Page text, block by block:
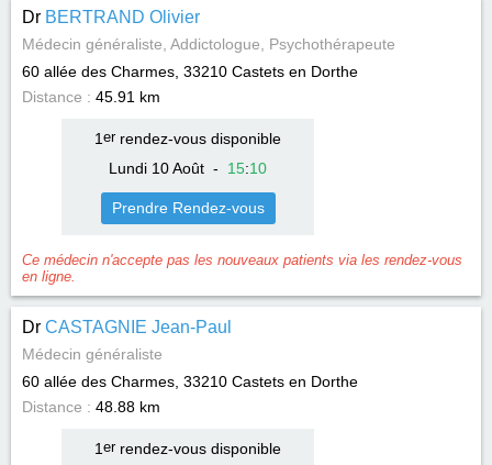
Dr BERTRAND Olivier
Médecin généraliste, Addictologue, Psychothérapeute
60 allée des Charmes, 33210 Castets en Dorthe
Distance : 45.91 km
1 errendez-vous disponible
Lundi 10 Août - 15:10
Prendre Rendez-vous
Ce médecin n'accepte pas les nouveaux patients via les rendez-vous
en ligne.
Dr CASTAGNIE Jean-Paul
Médecin généraliste
60 allée des Charmes, 33210 Castets en Dorthe
Distance : 48.88 km
1 errendez-vous disponible